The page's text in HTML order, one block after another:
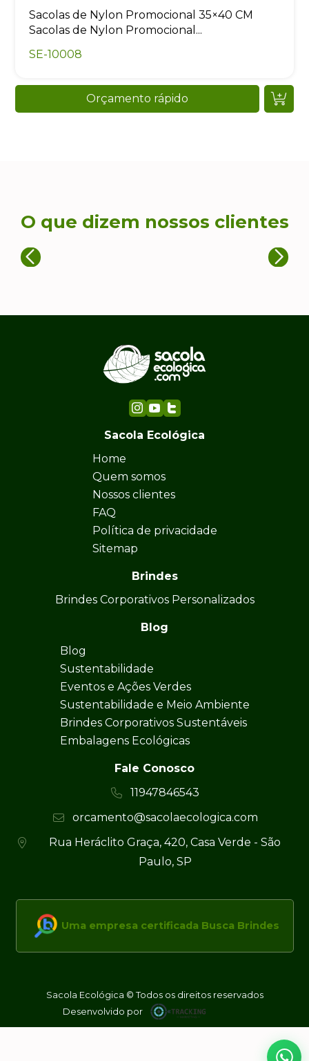
Sacolas de Nylon Promocional 35×40 CM
Sacolas de Nylon Promocional...
SE-10008
Orçamento rápido
O que dizem nossos clientes
Sacola Ecológica
Home
Quem somos
Nossos clientes
FAQ
Política de privacidade
Sitemap
Brindes
Brindes Corporativos Personalizados
Blog
Blog
Sustentabilidade
Eventos e Ações Verdes
Sustentabilidade e Meio Ambiente
Brindes Corporativos Sustentáveis
Embalagens Ecológicas
Fale Conosco
11947846543
orcamento@sacolaecologica.com
Rua Heráclito Graça, 420, Casa Verde - São
Paulo, SP
Uma empresa certificada Busca Brindes
Sacola Ecológica © Todos os direitos reservados
Desenvolvido por